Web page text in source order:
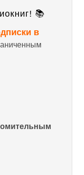
📚
в